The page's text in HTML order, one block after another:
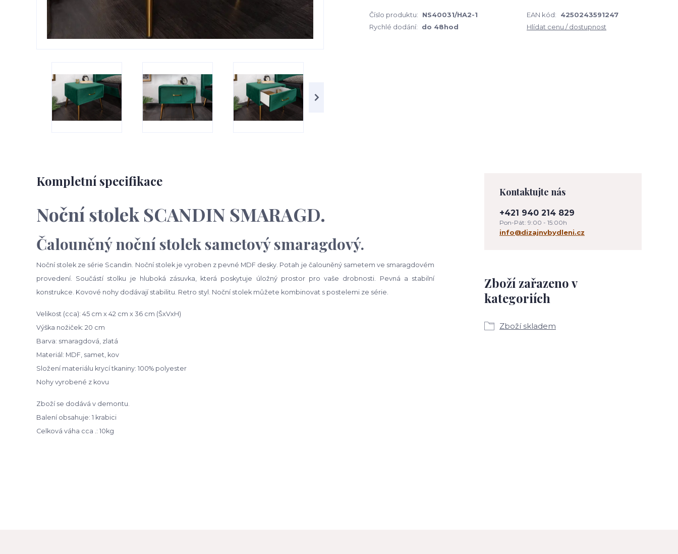
Číslo produktu: NS40031/HA2-1 EAN kód:
4250243591247
Rychlé dodání:
do 48hod Hlídat cenu / dostupnost
Kompletní specifikace
Noční stolek SCANDIN SMARAGD.
Čalouněný noční stolek sametový smaragdový.
Noční stolek ze série Scandin. Noční stolek je vyroben z pevné MDF desky. Potah je čalouněný sametem ve smaragdovém
provedení. Součástí stolku je hluboká zásuvka, která poskytuje úložný prostor pro vaše drobnosti. Pevná a stabilní
konstrukce. Kovové nohy dodávají stabilitu. Retro styl. Noční stolek můžete kombinovat s postelemi ze série.
Velikost (cca): 45 cm x 42 cm x 36 cm (ŠxVxH)
Výška nožiček: 20 cm
Barva: smaragdová, zlatá
Materiál: MDF, samet, kov
Složení materiálu krycí tkaniny: 100% polyester
Nohy vyrobené z kovu
Zboží se dodává v demontu.
Balení obsahuje: 1 krabici
Celková váha cca .: 10kg
Zboží zařazeno v
kategoriích
Zboží skladem
Kontaktujte nás
+421 940 214 829
Pon-Pát: 9:00 - 15:00h
info@dizajnvbydleni.cz